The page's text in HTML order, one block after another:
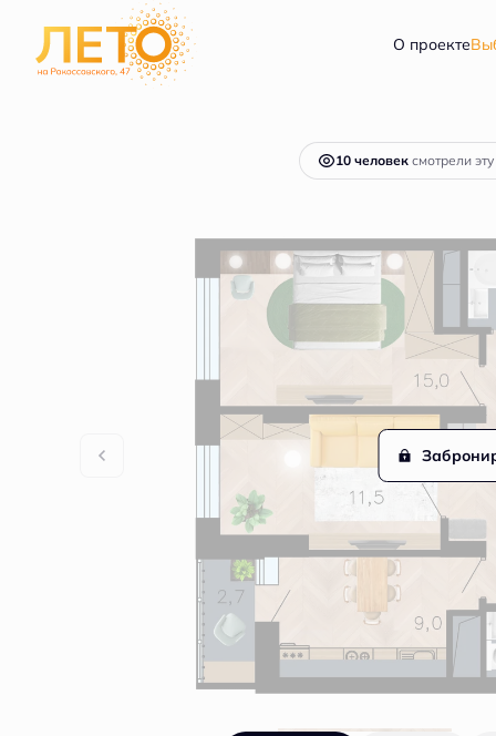
О проекте
2-комнатная50.4 м 8 093 647 руб.Ипотека
10 человек смотрели